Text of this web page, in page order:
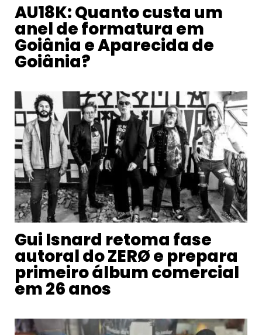
AU18K: Quanto custa um
anel de formatura em
Goiânia e Aparecida de
Goiânia?
Gui Isnard retoma fase
autoral do ZERØ e prepara
primeiro álbum comercial
em 26 anos